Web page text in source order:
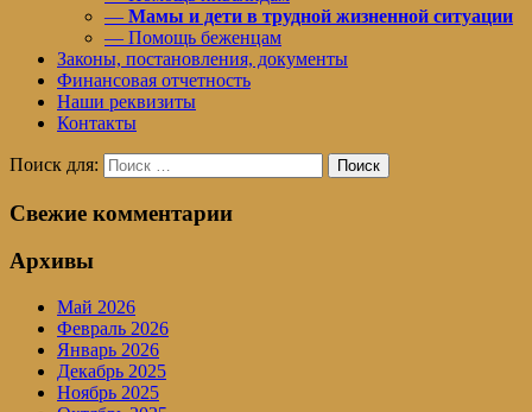
— Мамы и дети в трудной жизненной ситуации
— Помощь беженцам
Законы, постановления, документы
Финансовая отчетность
Наши реквизиты
Контакты
Поиск для: Поиск
Свежие комментарии
Архивы
Май 2026
Февраль 2026
Январь 2026
Декабрь 2025
Ноябрь 2025